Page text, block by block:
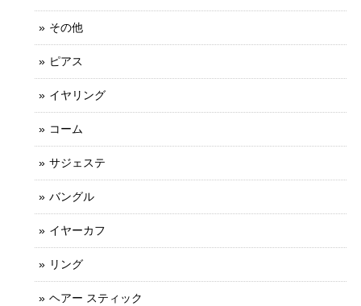
その他
ピアス
イヤリング
コーム
サジェステ
バングル
イヤーカフ
リング
ヘアー スティック